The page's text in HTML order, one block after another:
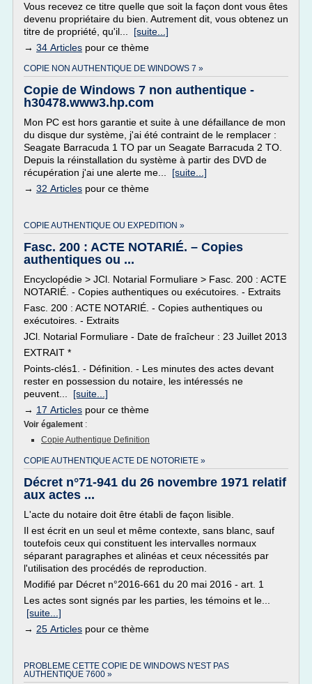
Vous recevez ce titre quelle que soit la façon dont vous êtes
devenu propriétaire du bien. Autrement dit, vous obtenez un
titre de propriété, qu'il... [suite...]
→ 34 Articles pour ce thème
COPIE NON AUTHENTIQUE DE WINDOWS 7 »
Copie de Windows 7 non authentique -
h30478.www3.hp.com
Mon PC est hors garantie et suite à une défaillance de mon
du disque dur système, j'ai été contraint de le remplacer :
Seagate Barracuda 1 TO par un Seagate Barracuda 2 TO.
Depuis la réinstallation du système à partir des DVD de
récupération j'ai une alerte me... [suite...]
→ 32 Articles pour ce thème
COPIE AUTHENTIQUE OU EXPEDITION »
Fasc. 200 : ACTE NOTARIÉ. – Copies
authentiques ou ...
Encyclopédie > JCl. Notarial Formuliare > Fasc. 200 : ACTE
NOTARIÉ. - Copies authentiques ou exécutoires. - Extraits
Fasc. 200 : ACTE NOTARIÉ. - Copies authentiques ou
exécutoires. - Extraits
JCl. Notarial Formuliare - Date de fraîcheur : 23 Juillet 2013
EXTRAIT *
Points-clés1. - Définition. - Les minutes des actes devant
rester en possession du notaire, les intéressés ne
peuvent... [suite...]
→ 17 Articles pour ce thème
Voir également :
Copie Authentique Definition
COPIE AUTHENTIQUE ACTE DE NOTORIETE »
Décret n°71-941 du 26 novembre 1971 relatif
aux actes ...
L'acte du notaire doit être établi de façon lisible.
Il est écrit en un seul et même contexte, sans blanc, sauf
toutefois ceux qui constituent les intervalles normaux
séparant paragraphes et alinéas et ceux nécessités par
l'utilisation des procédés de reproduction.
Modifié par Décret n°2016-661 du 20 mai 2016 - art. 1
Les actes sont signés par les parties, les témoins et le...
[suite...]
→ 25 Articles pour ce thème
PROBLEME CETTE COPIE DE WINDOWS N'EST PAS
AUTHENTIQUE 7600 »